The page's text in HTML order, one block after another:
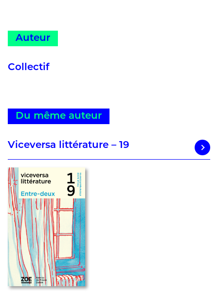
Auteur
Collectif
Du même auteur
Viceversa littérature – 19